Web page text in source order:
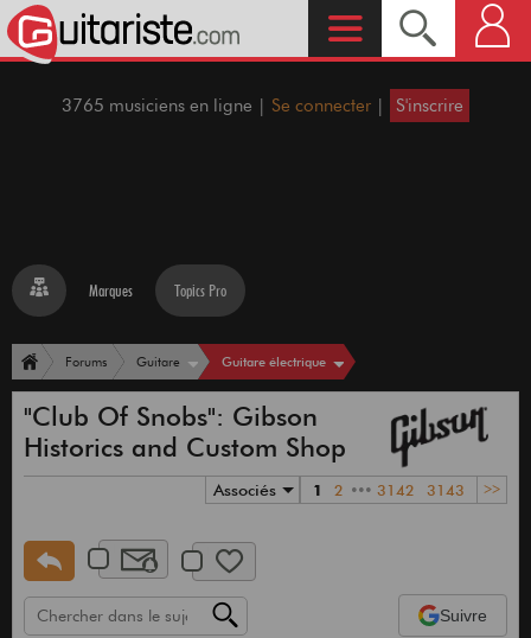
3765 musiciens en ligne | Se connecter | S'inscrire
Marques Topics Pro
Forums Guitare Guitare électrique
"Club Of Snobs": Gibson
Historics and Custom Shop
Associés 1 2 ••• 3142 3143 >>
Suivre